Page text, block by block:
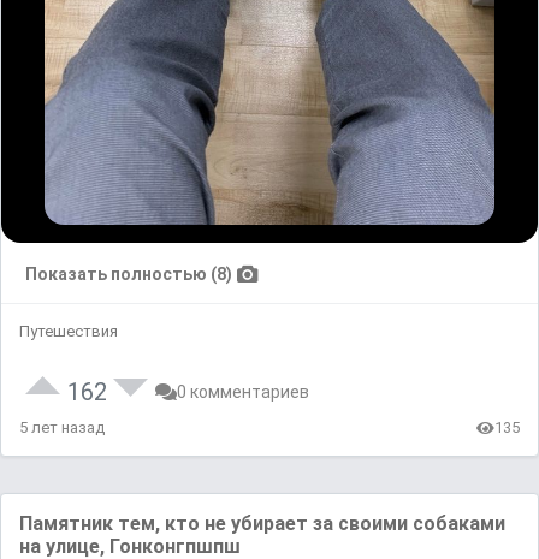
Показать полностью (8)
Путешествия
162 0 комментариев
5 лет назад 135
Памятник тем, кто не убирает за своими собаками
на улице, Гонконгпшпш